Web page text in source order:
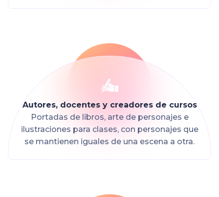
Autores, docentes y creadores de cursos
Portadas de libros, arte de personajes e
ilustraciones para clases, con personajes que
se mantienen iguales de una escena a otra.